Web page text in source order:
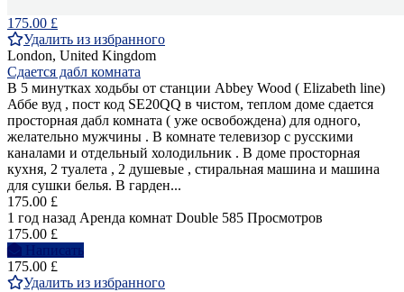
175.00 £
Удалить из избранного
London, United Kingdom
Сдается дабл комната
В 5 минутках ходьбы от станции Abbey Wood ( Elizabeth line)
Аббе вуд , пост код SE20QQ в чистом, теплом доме сдается
просторная дабл комната ( уже освобождена) для одного,
желательно мужчины . В комнате телевизор с русскими
каналами и отдельный холодильник . В доме просторная
кухня, 2 туалета , 2 душевые , стиральная машина и машина
для сушки белья. В гарден...
175.00 £
1 год назад Аренда комнат Double 585 Просмотров
175.00 £
Написать
175.00 £
Удалить из избранного